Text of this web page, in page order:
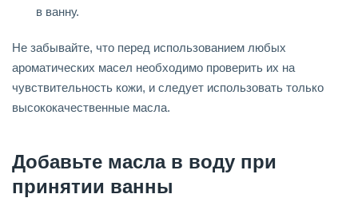
в ванну.
Не забывайте, что перед использованием любых
ароматических масел необходимо проверить их на
чувствительность кожи, и следует использовать только
высококачественные масла.
Добавьте масла в воду при
принятии ванны